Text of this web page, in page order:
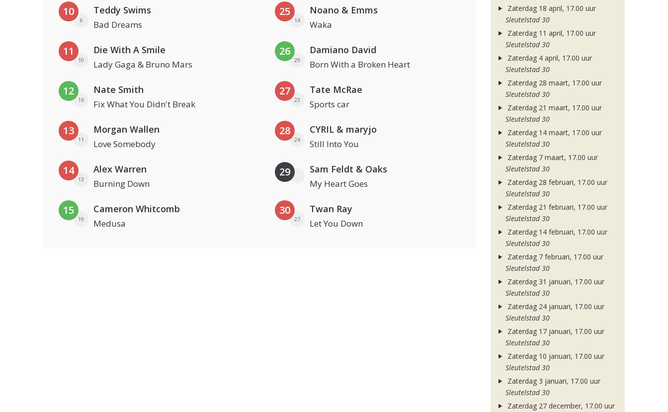
10
6
Teddy Swims
Bad Dreams
11
10
Die With A Smile
Lady Gaga & Bruno Mars
12
16
Nate Smith
Fix What You Didn't Break
13
11
Morgan Wallen
Love Somebody
14
13
Alex Warren
Burning Down
15
19
Cameron Whitcomb
Medusa
25
14
Noano & Emms
Waka
26
29
Damiano David
Born With a Broken Heart
27
23
Tate McRae
Sports car
28
24
CYRIL & maryjo
Still Into You
29 Sam Feldt & Oaks
My Heart Goes
30
27
Twan Ray
Let You Down
Zaterdag 18 april, 17.00 uur
Sleutelstad 30
Zaterdag 11 april, 17.00 uur
Sleutelstad 30
Zaterdag 4 april, 17.00 uur
Sleutelstad 30
Zaterdag 28 maart, 17.00 uur
Sleutelstad 30
Zaterdag 21 maart, 17.00 uur
Sleutelstad 30
Zaterdag 14 maart, 17.00 uur
Sleutelstad 30
Zaterdag 7 maart, 17.00 uur
Sleutelstad 30
Zaterdag 28 februari, 17.00 uur
Sleutelstad 30
Zaterdag 21 februari, 17.00 uur
Sleutelstad 30
Zaterdag 14 februari, 17.00 uur
Sleutelstad 30
Zaterdag 7 februari, 17.00 uur
Sleutelstad 30
Zaterdag 31 januari, 17.00 uur
Sleutelstad 30
Zaterdag 24 januari, 17.00 uur
Sleutelstad 30
Zaterdag 17 januari, 17.00 uur
Sleutelstad 30
Zaterdag 10 januari, 17.00 uur
Sleutelstad 30
Zaterdag 3 januari, 17.00 uur
Sleutelstad 30
Zaterdag 27 december, 17.00 uur